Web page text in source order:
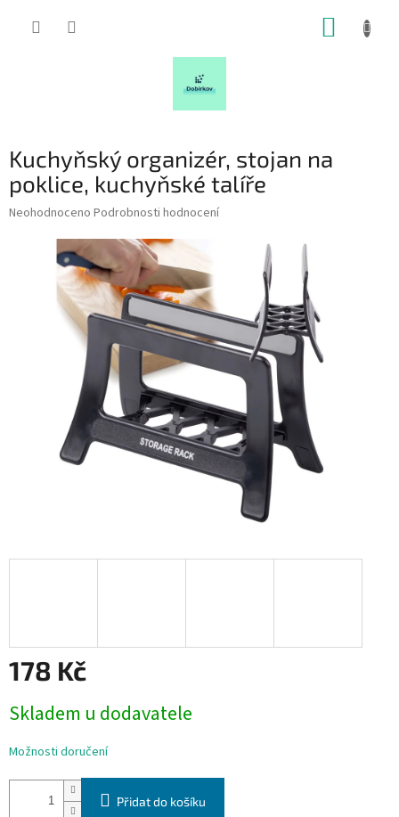
Kuchyňský organizér, stojan na
poklice, kuchyňské talíře
Průměrné
Neohodnoceno Podrobnosti hodnocení
178 Kč
cena:
Skladem u dodavatele
Možnosti doručení
Přidat do košíku